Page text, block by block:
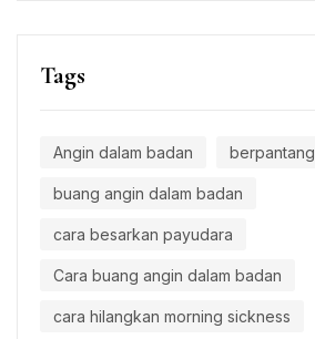
Tags
Angin dalam badan berpantang
buang angin dalam badan
cara besarkan payudara
Cara buang angin dalam badan
cara hilangkan morning sickness